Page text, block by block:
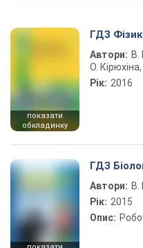
показати
обкладинку
ГДЗ
Автори: В.
О.
Рік: 2016
ГДЗ
Автори: В.
Рік: 2015
Опис: